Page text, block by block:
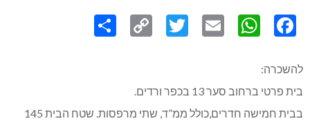
Link
להשכרה:
בית פרטי ברחוב סער 13 בכפר ורדים.
בבית חמישה חדרים,כולל ממ”ד, שתי מרפסות. שטח הבית 145